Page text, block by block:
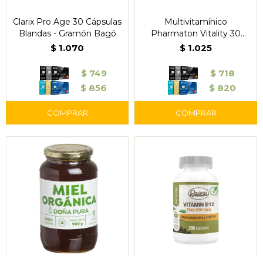
Clarix Pro Age 30 Cápsulas
Blandas - Gramón Bagó
$ 1.070
$ 749
$ 856
Multivitamínico
Pharmaton Vitality 30
Comprimidos Recubiertos
$ 1.025
$ 718
$ 820